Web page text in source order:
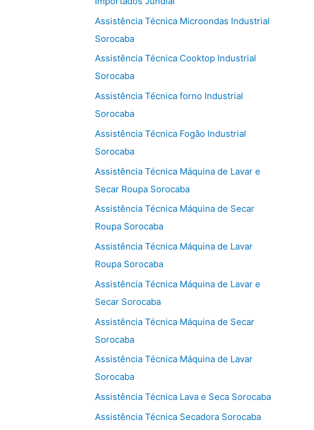
Assistência Técnica Microondas Industrial
Sorocaba
Assistência Técnica Cooktop Industrial
Sorocaba
Assistência Técnica forno Industrial
Sorocaba
Assistência Técnica Fogão Industrial
Sorocaba
Assistência Técnica Máquina de Lavar e
Secar Roupa Sorocaba
Assistência Técnica Máquina de Secar
Roupa Sorocaba
Assistência Técnica Máquina de Lavar
Roupa Sorocaba
Assistência Técnica Máquina de Lavar e
Secar Sorocaba
Assistência Técnica Máquina de Secar
Sorocaba
Assistência Técnica Máquina de Lavar
Sorocaba
Assistência Técnica Lava e Seca Sorocaba
Assistência Técnica Secadora Sorocaba